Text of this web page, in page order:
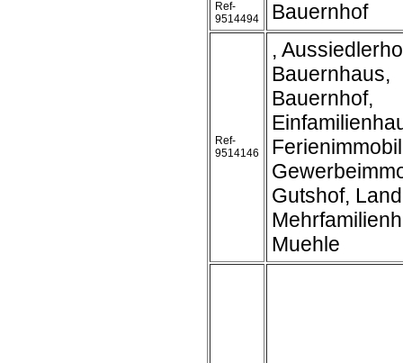
Ref-
9514494
Bauernhof
Ref-
9514146
,
Bauernhaus,
Bauernhof,
Gutshof,
Muehle